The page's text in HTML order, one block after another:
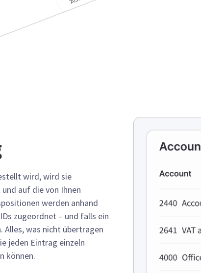
wird, wird sie
auf die von Ihnen
werden anhand
zugeordnet – und falls ein
Alles, was nicht übertragen
jeden Eintrag einzeln
können.